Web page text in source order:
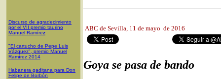
Discurso de agradecimiento
por el VII premio taurino
Manuel Ramírez
"El cartucho de Pepe Luis
Vázquez", premio Manuel
Ramírez 2014
Habanera gaditana para Don
Felipe de Borbón
ABC de Sevilla, 11 de mayo de 2016
Goya se pasa de bando